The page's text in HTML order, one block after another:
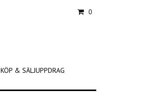
0
KÖP & SÄLJUPPDRAG